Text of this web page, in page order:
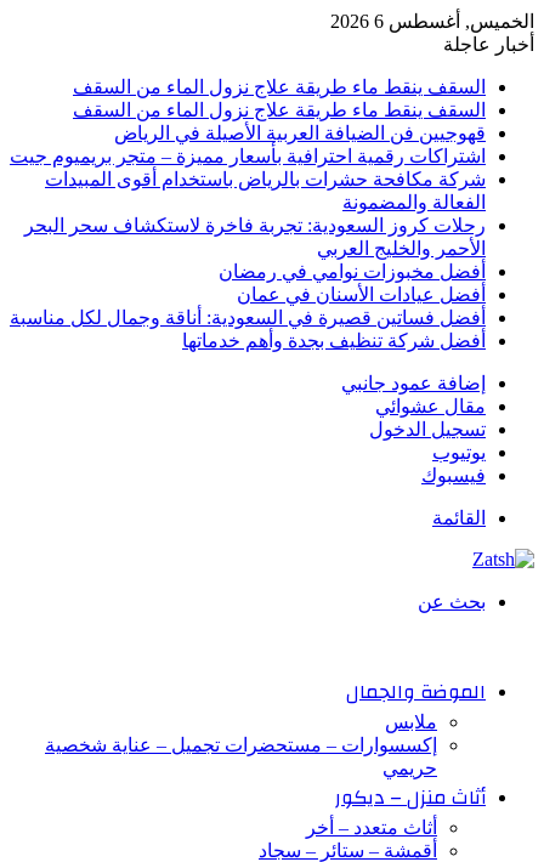
الخميس, أغسطس 6 2026
أخبار عاجلة
السقف ينقط ماء طريقة علاج نزول الماء من السقف
السقف ينقط ماء طريقة علاج نزول الماء من السقف
قهوجيين فن الضيافة العربية الأصيلة في الرياض
اشتراكات رقمية احترافية بأسعار مميزة – متجر بريميوم جيت
شركة مكافحة حشرات بالرياض باستخدام أقوى المبيدات
الفعالة والمضمونة
رحلات كروز السعودية: تجربة فاخرة لاستكشاف سحر البحر
الأحمر والخليج العربي
أفضل مخبوزات نوامي في رمضان
أفضل عيادات الأسنان في عمان
أفضل فساتين قصيرة في السعودية: أناقة وجمال لكل مناسبة
أفضل شركة تنظيف بجدة وأهم خدماتها
إضافة عمود جانبي
مقال عشوائي
تسجيل الدخول
يوتيوب
فيسبوك
القائمة
بحث عن
الموضة والجمال
ملابس
إكسسوارات – مستحضرات تجميل – عناية شخصية
حريمي
أثاث منزل – ديكور
أثاث متعدد – أخر
أقمشة – ستائر – سجاد